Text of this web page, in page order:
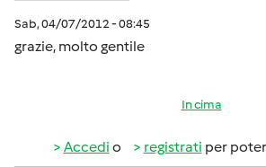
Sab, 04/07/2012 - 08:45
grazie, molto gentile
In cima
Accedi o registrati per